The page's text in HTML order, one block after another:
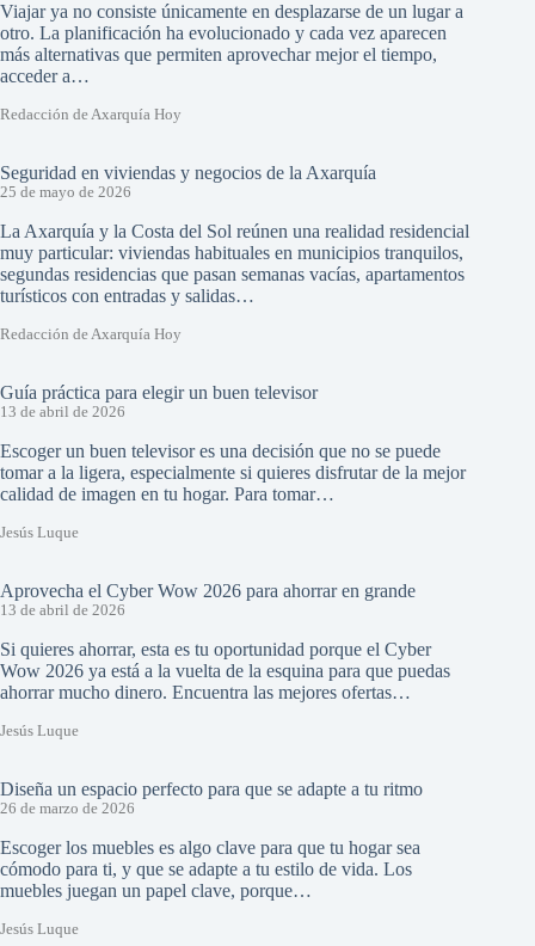
Viajar ya no consiste únicamente en desplazarse de un lugar a
otro. La planificación ha evolucionado y cada vez aparecen
más alternativas que permiten aprovechar mejor el tiempo,
acceder a…
Redacción de Axarquía Hoy
Seguridad en viviendas y negocios de la Axarquía
25 de mayo de 2026
La Axarquía y la Costa del Sol reúnen una realidad residencial
muy particular: viviendas habituales en municipios tranquilos,
segundas residencias que pasan semanas vacías, apartamentos
turísticos con entradas y salidas…
Redacción de Axarquía Hoy
Guía práctica para elegir un buen televisor
13 de abril de 2026
Escoger un buen televisor es una decisión que no se puede
tomar a la ligera, especialmente si quieres disfrutar de la mejor
calidad de imagen en tu hogar. Para tomar…
Jesús Luque
Aprovecha el Cyber Wow 2026 para ahorrar en grande
13 de abril de 2026
Si quieres ahorrar, esta es tu oportunidad porque el Cyber
Wow 2026 ya está a la vuelta de la esquina para que puedas
ahorrar mucho dinero. Encuentra las mejores ofertas…
Jesús Luque
Diseña un espacio perfecto para que se adapte a tu ritmo
26 de marzo de 2026
Escoger los muebles es algo clave para que tu hogar sea
cómodo para ti, y que se adapte a tu estilo de vida. Los
muebles juegan un papel clave, porque…
Jesús Luque